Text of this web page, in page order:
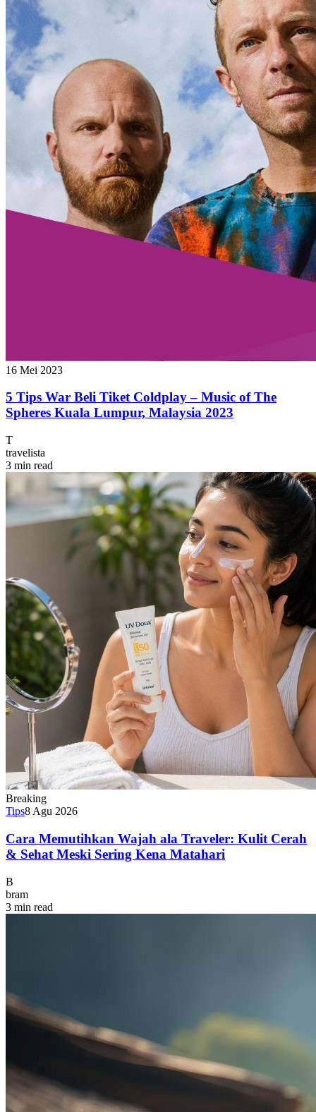
16 Mei 2023
5 Tips War Beli Tiket Coldplay – Music of The
Spheres Kuala Lumpur, Malaysia 2023
T
travelista
3 min read
Breaking
Tips8 Agu 2026
Cara Memutihkan Wajah ala Traveler: Kulit Cerah
& Sehat Meski Sering Kena Matahari
B
bram
3 min read